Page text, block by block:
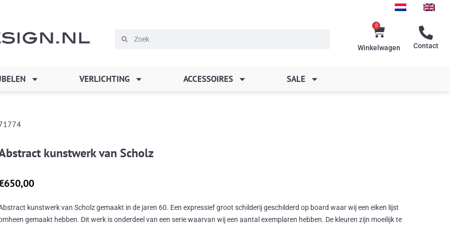
ZoekenZoeken
0
Winkelwagen
Winkelwagen Contact
VERLICHTING ACCESSOIRES SALE
kunstwerk van Scholz
650,00
kunstwerk van Scholz gemaakt in de jaren 60. Een expressief groot schilderij geschilderd op board waar wij een eiken lijst
gemaakt hebben. Dit werk is onderdeel van een serie waarvan wij een aantal exemplaren hebben. De kleuren zijn moeilijk te